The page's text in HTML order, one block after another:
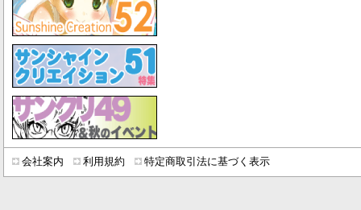
会社案内 利用規約 特定商取引法に基づく表示